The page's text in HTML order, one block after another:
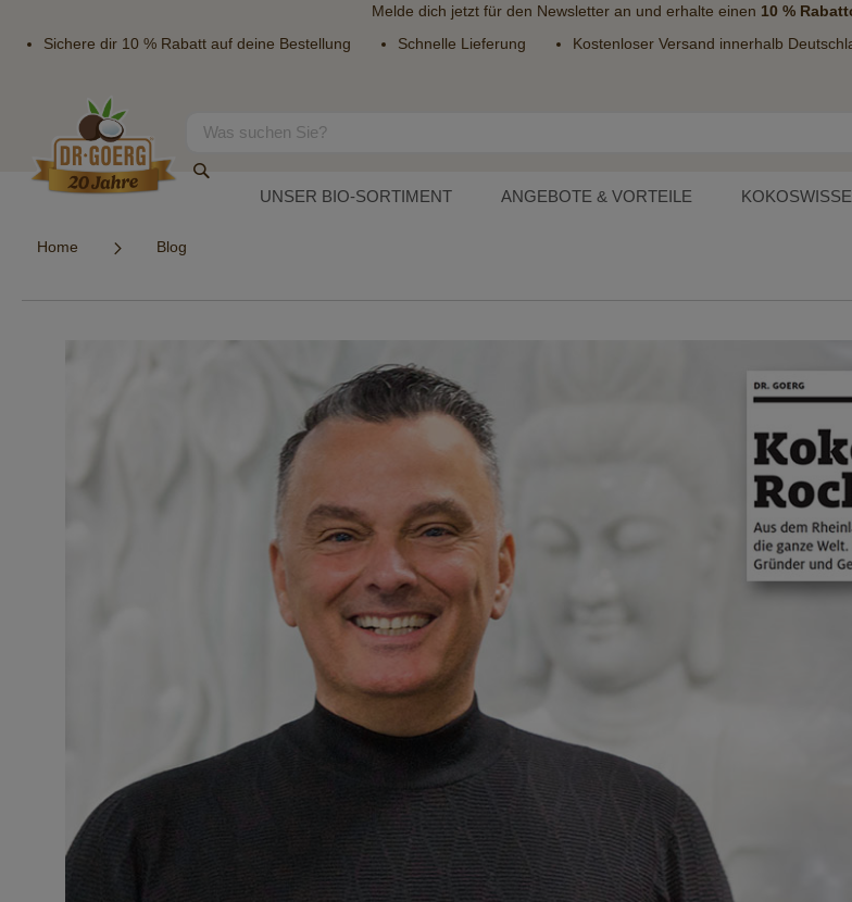
Melde dich jetzt für den Newsletteran und erhalte einen 10 %
Sichere dir 10 % Rabatt auf deine Bestellung
Schnelle Lieferung Kostenloser Versand innerhalb
Inhalt
Suche
UNSER BIO-SORTIMENT ANGEBOTE & VORTEILE
Home Blog